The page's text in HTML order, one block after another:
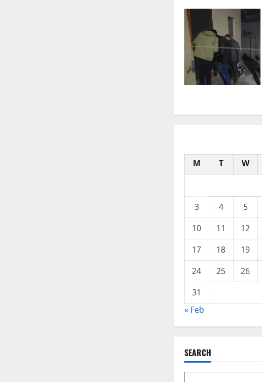
M T W
3
4 5
10
11 12
17
18 19
24
25 26
31
« Feb
SEARCH